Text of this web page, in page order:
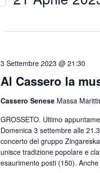
z
o
l
a
d
a
t
Al Cassero la
3 Settembre 2023 @ 21:30
Cassero Senese Massa
GROSSETO. Ultimo
Domenica 3 settembre alle
concerto del gruppo
unisce tradizione popolare e
esaurimento posti (150).